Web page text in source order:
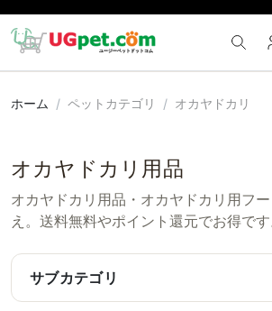
ホーム ペットカテゴリ オカヤドカリ
オカヤドカリ用品
オカヤドカリ用品・オカヤドカリ用フ
え。送料無料やポイント還元でお得です
サブカテゴリ